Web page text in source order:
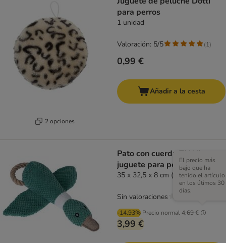
2 opciones
para perros
1 unidad
0,99 €
Valoración: 5/5 (1)
Añadir a la cesta
Pato con cuerda TIAKI
juguete para perros
35 x 32,5 x 8 cm (L x An x Al)
-14.93% Precio normal4,69 €
El precio más
bajo que ha
tenido el artículo
en los útimos 30
días.
3,99 €
Sin valoraciones